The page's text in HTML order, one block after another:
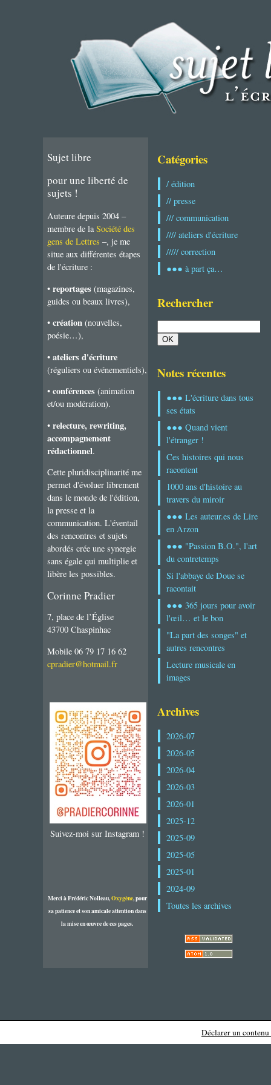
Sujet libre
pour une liberté de
sujets !
Auteure depuis 2004 –
membre de laSociété des
gens de Lettres –, je me
situe aux différentes étapes
de l'écriture :
• reportages (magazines,
guides ou beaux livres),
• création (nouvelles,
poésie…),
• ateliers d'écriture
(réguliers ou événementiels),
• conférences (animation
et/ou modération).
• relecture, rewriting,
accompagnement
rédactionnel.
Cette pluridisciplinarité me
permet d'évoluer librement
dans le monde de l'édition,
la presse et la
communication. L'éventail
des rencontres et sujets
abordés crée une synergie
sans égale qui multiplie et
libère les possibles.
Corinne Pradier
7, place de l’Église
43700 Chaspinhac
Mobile 06 79 17 16 62
cpradier@hotmail.fr
Suivez-moi sur Instagram !
Merci à Frédéric Nolleau,Oxygène, pour
sa patience et son amicale attention dans
la mise en œuvre de ces pages.
Catégories
/ édition
// presse
/// communication
//// ateliers d'écriture
///// correction
●●● à part ça…
Rechercher
Notes récentes
●●● L'écriture dans tous
ses états
●●● Quand vient
l'étranger !
Ces histoires qui nous
racontent
1000 ans d'histoire au
travers du miroir
●●● Les auteur.es de Lire
en Arzon
●●● "Passion B.O.", l'art
du contretemps
Si l'abbaye de Doue se
racontait
●●● 365 jours pour avoir
l'œil… et le bon
"La part des songes" et
autres rencontres
Lecture musicale en
images
Archives
2026-07
2026-05
2026-04
2026-03
2026-01
2025-12
2025-09
2025-05
2025-01
2024-09
Toutes les archives
Déclarer un